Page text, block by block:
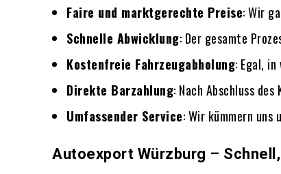
Faire und marktgerechte Preise: Wir
Schnelle Abwicklung: Der gesamte
Kostenfreie Fahrzeugabholung: Egal,
Direkte Barzahlung: Nach Abschluss
Umfassender Service: Wir kümmern
Autoexport Würzburg –